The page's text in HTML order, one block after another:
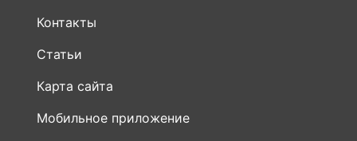
Контакты
Статьи
Карта сайта
Мобильное приложение